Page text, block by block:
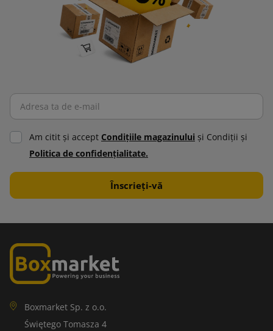
Am citit şi accept Condiţiile magazinului şi Condiţii şi
Politica de confidenţialitate.
Boxmarket Sp. z o.o.
Świętego Tomasza 4